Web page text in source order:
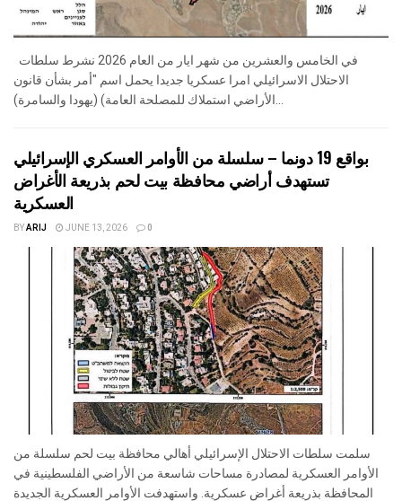
الاحتلال الاسرائيلي امرا عسكريا جديدا يحمل اسم "أمر بشأن قانون
بواقع 19 دونما – سلسلة من الأوامر العسكري الإسرائيلي
تستهدف أراضي محافظة بيت لحم بذريعة الأغراض
العسكرية
BYARIJ JUNE 13, 2026 0
سلمت سلطات الاحتلال الإسرائيلي أهالي محافظة بيت لحم سلسلة من
الأوامر العسكرية لمصادرة مساحات شاسعة من الأراضي الفلسطينية في
المحافظة بذريعة أغراض عسكرية. واستهدفت الأوامر العسكرية الجديدة